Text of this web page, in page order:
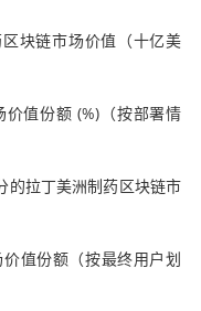
块链市场价值（十亿美
值份额 (%)（按部署情
的拉丁美洲制药区块链市
值份额（按最终用户划